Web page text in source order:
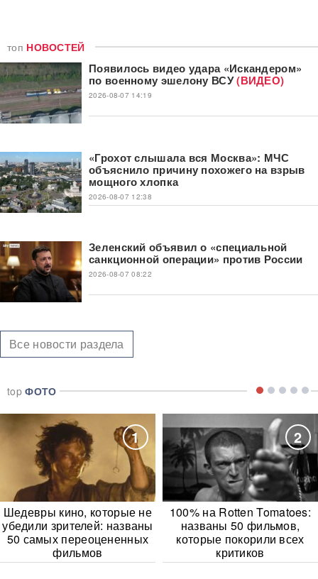
топ НОВОСТЕЙ
Появилось видео удара «Искандером»
по военному эшелону ВСУ(ВИДЕО)
2026-08-07 14:19
«Грохот слышала вся Москва»: МЧС
объяснило причину похожего на взрыв
мощного хлопка
2026-08-07 12:38
Зеленский объявил о «специальной
санкционной операции» против России
2026-08-07 08:22
Все новости раздела
topФОТО
1
Шедевры кино, которые не
убедили зрителей: названы
50 самых переоцененных
фильмов
2
100% на Rotten Tomatoes:
названы 50 фильмов,
которые покорили всех
критиков